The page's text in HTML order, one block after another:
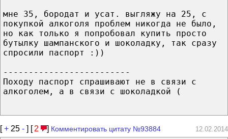
мне 35, бородат и усат. выгляжу на 25, с
покупкой алкоголя проблем никогда не было,
но как только я попробовал купить просто
бутылку шампанского и шоколадку, так сразу
спросили паспорт :))
-------------------------
Походу паспорт спрашивают не в связи с
алкоголем, а в связи с шоколадкой (
[+ 25 - ] [ 2 ] Комментировать цитату №93884 12.02.2014